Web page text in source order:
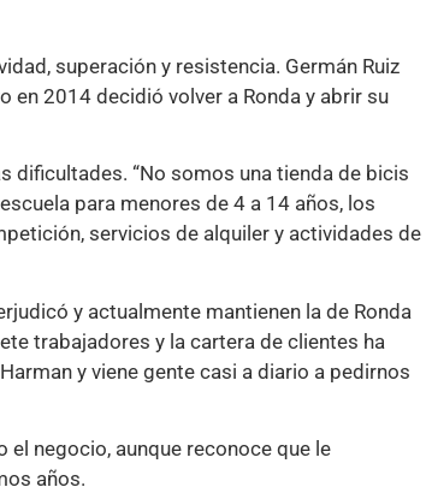
superación y resistencia. Germán Ruiz
en 2014 decidió volver a Ronda y abrir su
dificultades. “No somos una tienda de bicis
para menores de 4 a 14 años, los
servicios de alquiler y actividades de
y actualmente mantienen la de Ronda
trabajadores y la cartera de clientes ha
y viene gente casi a diario a pedirnos
negocio, aunque reconoce que le
años.